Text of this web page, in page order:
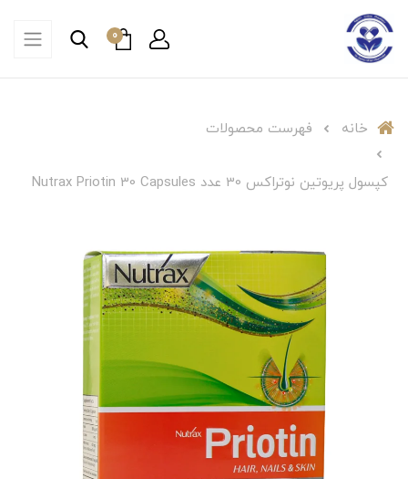
0
خانه فهرست محصولات
کپسول پریوتین نوتراکس 30 عدد Nutrax Priotin 30 Capsules